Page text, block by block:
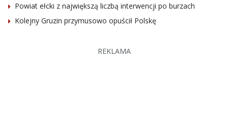
Powiat ełcki z największą liczbą interwencji po burzach
Kolejny Gruzin przymusowo opuścił Polskę
REKLAMA